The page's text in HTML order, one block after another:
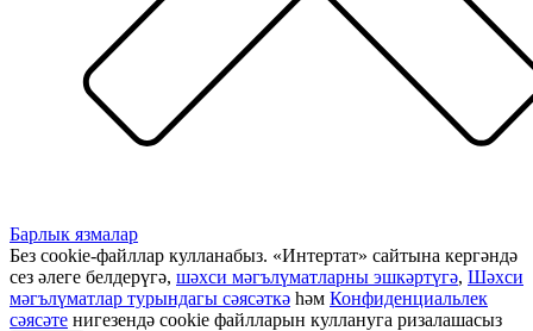
Барлык язмалар
Без cookie-файллар кулланабыз. «Интертат» сайтына кергәндә
сез әлеге белдерүгә, шәхси мәгълүматларны эшкәртүгә, Шәхси
мәгълүматлар турындагы сәясәткә һәм Конфиденциальлек
сәясәте нигезендә cookie файлларын куллануга ризалашасыз